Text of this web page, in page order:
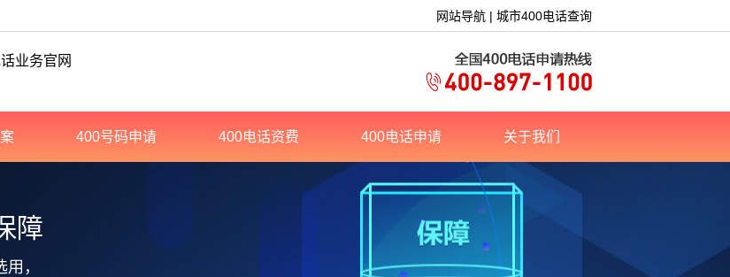
网站导航 | 城市400电话查询
业务官网
400号码申请 400电话资费 400电话申请 关于我们
障
，